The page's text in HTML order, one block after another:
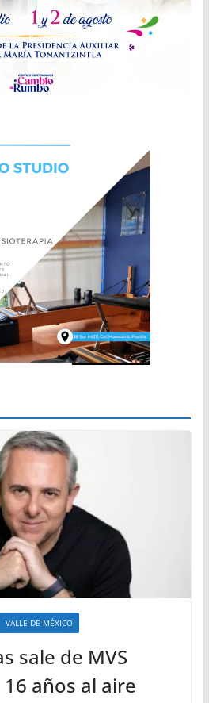
VALLE DE MÉXICO
sale de MVS
años al aire